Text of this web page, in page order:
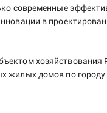
современные
в
жилых домов по